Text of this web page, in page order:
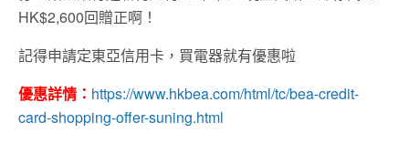
HK$2,600回贈正啊！
記得申請定東亞信用卡，買電器就有優惠啦
優惠詳情： https://www.hkbea.com/html/tc/bea-credit-
card-shopping-offer-suning.html